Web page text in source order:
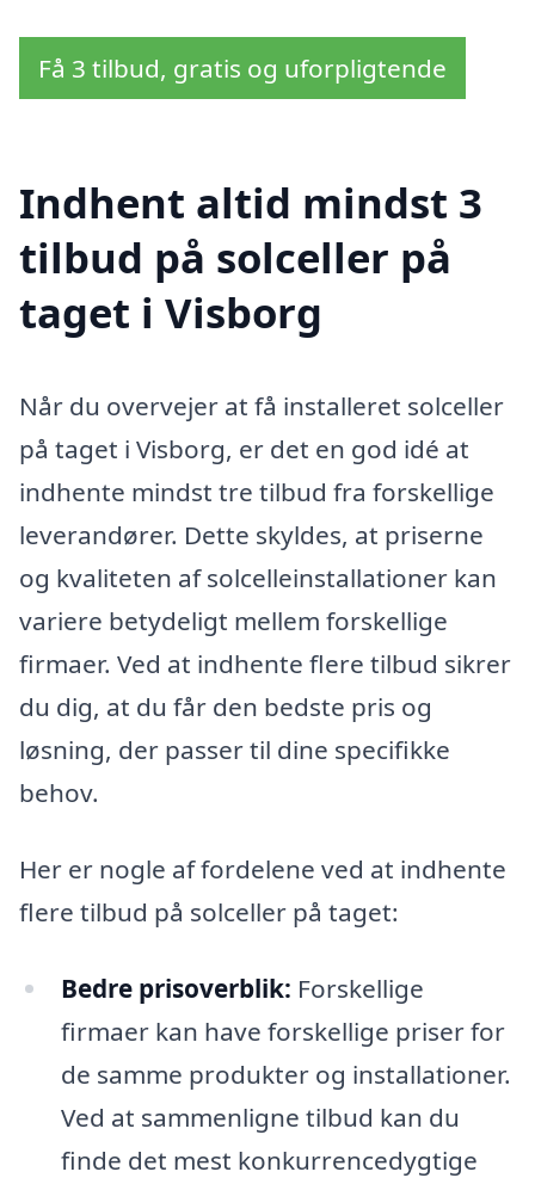
Få 3 tilbud, gratis og uforpligtende
Indhent altid mindst 3
tilbud på solceller på
taget i Visborg
Når du overvejer at få installeret solceller
på taget i Visborg, er det en god idé at
indhente mindst tre tilbud fra forskellige
leverandører. Dette skyldes, at priserne
og kvaliteten af solcelleinstallationer kan
variere betydeligt mellem forskellige
firmaer. Ved at indhente flere tilbud sikrer
du dig, at du får den bedste pris og
løsning, der passer til dine specifikke
behov.
Her er nogle af fordelene ved at indhente
flere tilbud på solceller på taget:
Bedre prisoverblik: Forskellige
firmaer kan have forskellige priser for
de samme produkter og installationer.
Ved at sammenligne tilbud kan du
finde det mest konkurrencedygtige